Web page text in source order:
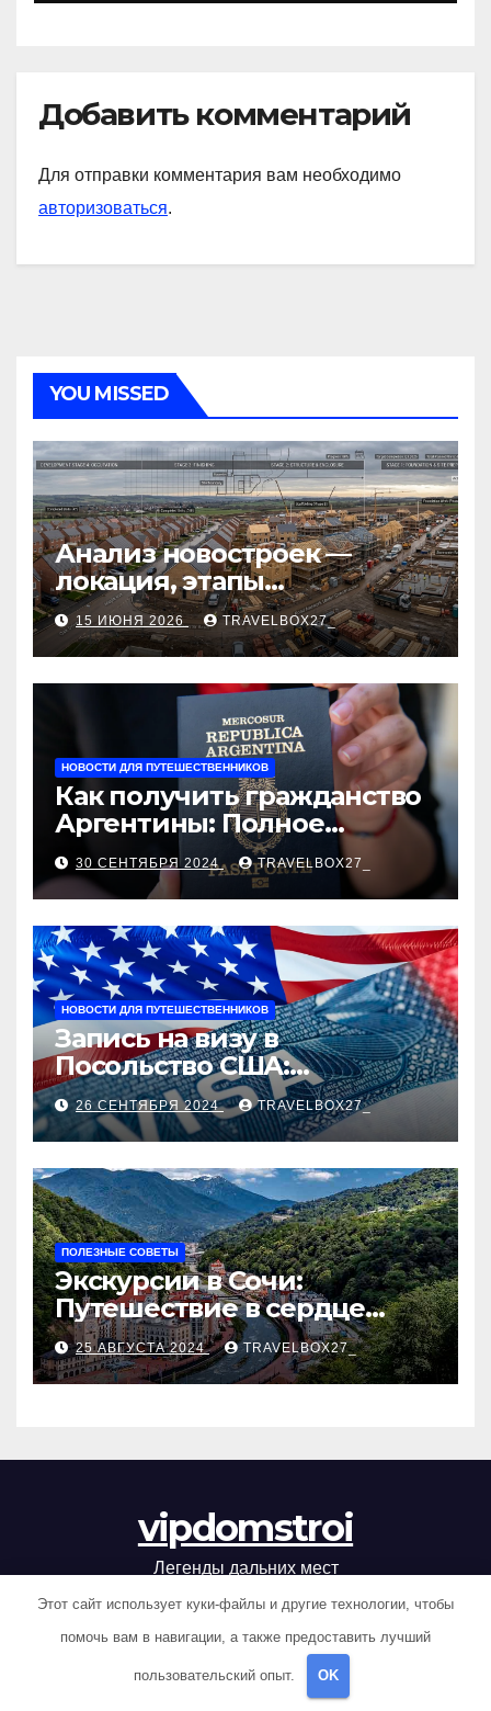
Добавить комментарий
Для отправки комментария вам необходимо
авторизоваться.
YOU MISSED
Анализ новостроек —
локация, этапы
строительства, проверка
застройщика, сценарии
оформления сделки и
рыночные ориентиры
15 ИЮНЯ 2026 TRAVELBOX27_
НОВОСТИ ДЛЯ ПУТЕШЕСТВЕННИКОВ
Как получить гражданство
Аргентины: Полное
руководство
30 СЕНТЯБРЯ 2024 TRAVELBOX27_
НОВОСТИ ДЛЯ ПУТЕШЕСТВЕННИКОВ
Запись на визу в
Посольство США:
Пошаговое руководство
26 СЕНТЯБРЯ 2024 TRAVELBOX27_
ПОЛЕЗНЫЕ СОВЕТЫ
Экскурсии в Сочи:
Путешествие в сердце
Черноморского курорта
25 АВГУСТА 2024 TRAVELBOX27_
vipdomstroi
Легенды дальних мест
Сайт работает на WordPress|Тема: Newsup, автор
Этот сайт использует куки-файлы и другие технологии, чтобы
помочь вам в навигации, а также предоставить лучший
пользовательский опыт. OK